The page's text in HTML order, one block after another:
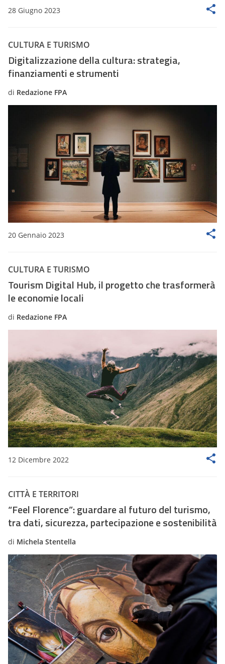
28 Giugno 2023
CULTURA E TURISMO
Digitalizzazione della cultura: strategia,
finanziamenti e strumenti
di Redazione FPA
20 Gennaio 2023
CULTURA E TURISMO
Tourism Digital Hub, il progetto che trasformerà
le economie locali
di Redazione FPA
12 Dicembre 2022
CITTÀ E TERRITORI
“Feel Florence”: guardare al futuro del turismo,
tra dati, sicurezza, partecipazione e sostenibilità
di Michela Stentella